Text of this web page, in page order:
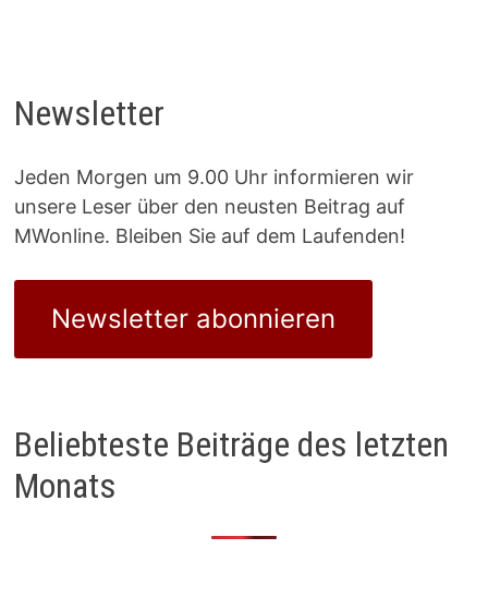
Newsletter
Jeden Morgen um 9.00 Uhr informieren wir
unsere Leser über den neusten Beitrag auf
MWonline. Bleiben Sie auf dem Laufenden!
Newsletter abonnieren
Beliebteste Beiträge des letzten
Monats